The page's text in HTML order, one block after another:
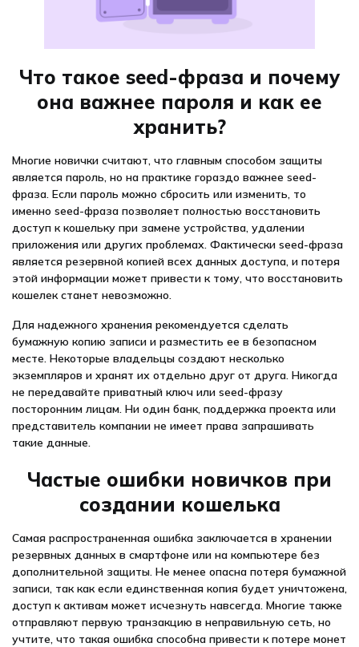
Что такое seed-фраза и почему
она важнее пароля и как ее
хранить?
Многие новички считают, что главным способом защиты
является пароль, но на практике гораздо важнее seed-
фраза. Если пароль можно сбросить или изменить, то
именно seed-фраза позволяет полностью восстановить
доступ к кошельку при замене устройства, удалении
приложения или других проблемах. Фактически seed-фраза
является резервной копией всех данных доступа, и потеря
этой информации может привести к тому, что восстановить
кошелек станет невозможно.
Для надежного хранения рекомендуется сделать
бумажную копию записи и разместить ее в безопасном
месте. Некоторые владельцы создают несколько
экземпляров и хранят их отдельно друг от друга. Никогда
не передавайте приватный ключ или seed-фразу
посторонним лицам. Ни один банк, поддержка проекта или
представитель компании не имеет права запрашивать
такие данные.
Частые ошибки новичков при
создании кошелька
Самая распространенная ошибка заключается в хранении
резервных данных в смартфоне или на компьютере без
дополнительной защиты. Не менее опасна потеря бумажной
записи, так как если единственная копия будет уничтожена,
доступ к активам может исчезнуть навсегда. Многие также
отправляют первую транзакцию в неправильную сеть, но
учтите, что такая ошибка способна привести к потере монет